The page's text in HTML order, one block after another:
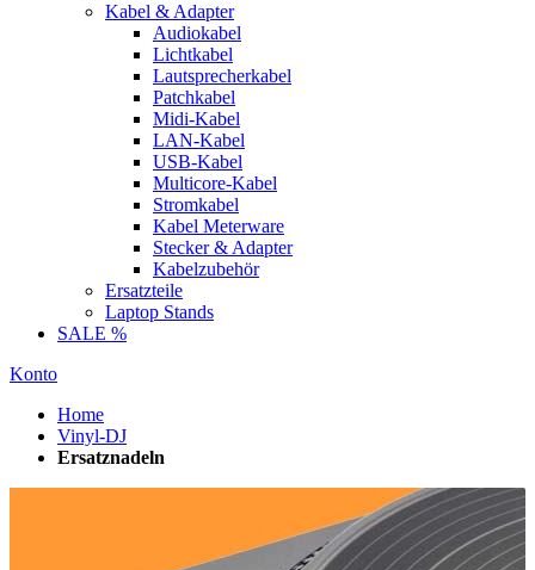
Kabel & Adapter
Audiokabel
Lichtkabel
Lautsprecherkabel
Patchkabel
Midi-Kabel
LAN-Kabel
USB-Kabel
Multicore-Kabel
Stromkabel
Kabel Meterware
Stecker & Adapter
Kabelzubehör
Ersatzteile
Laptop Stands
SALE %
Konto
Home
Vinyl-DJ
Ersatznadeln